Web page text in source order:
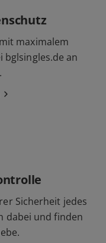
maximalem
an
Sicherheit jedes
dabei und finden